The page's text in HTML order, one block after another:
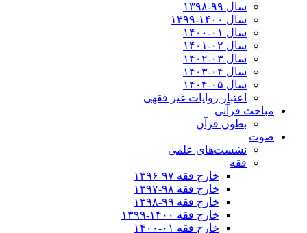
سال ۹۹-۱۳۹۸‍
سال ۱۴۰۰-۱۳۹۹
سال ۰۱-۱۴۰۰
سال ۰۲-۱۴۰۱
سال ۰۳-۱۴۰۲
سال ۰۴-۱۴۰۳
سال ۰۵-۱۴۰۴
اعتبار روایات غیر فقهی
مباحث قرآنی
بطون قرآن
صوت
نشست‌های علمی
فقه
خارج فقه ۹۷-۱۳۹۶
خارج فقه ۹۸-۱۳۹۷
خارج فقه ۹۹-۱۳۹۸
خارج فقه ۱۴۰۰-۱۳۹۹
خارج فقه ۰۱-۱۴۰۰